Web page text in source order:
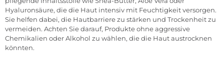
Hyaluronsäure, die die Haut intensiv mit Feuchtigkeit versorgen.
Sie helfen dabei, die Hautbarriere zu stärken und Trockenheit zu
vermeiden. Achten Sie darauf, Produkte ohne aggressive
Chemikalien oder Alkohol zu wählen, die die Haut austrocknen
könnten.